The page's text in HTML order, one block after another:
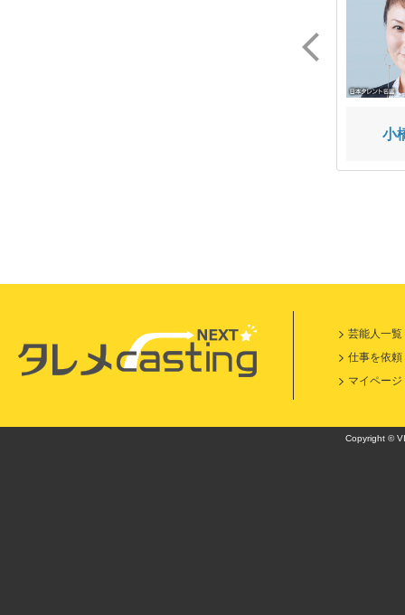
小
芸能人一覧
仕事を依頼
マイページ
Copyright ©